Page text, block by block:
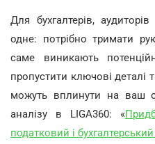
Для бухгалтерів,
одне: потрібно тримати
саме виникають
пропустити ключові деталі
можуть вплинути на ваш
аналізу в LIGA360: «
податковий і